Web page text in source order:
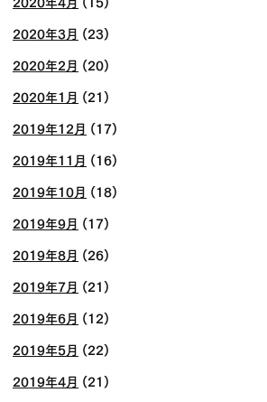
2020年3月 (23)
2020年2月 (20)
2020年1月 (21)
2019年12月 (17)
2019年11月 (16)
2019年10月 (18)
2019年9月 (17)
2019年8月 (26)
2019年7月 (21)
2019年6月 (12)
2019年5月 (22)
2019年4月 (21)